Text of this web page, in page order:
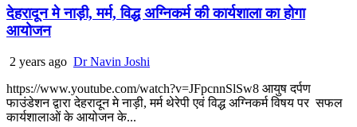
देहरादून मे नाड़ी, मर्म, विद्ध अग्निकर्म की कार्यशाला का होगा
आयोजन
2 years ago Dr Navin Joshi
https://www.youtube.com/watch?v=JFpcnnSlSw8 आयुष दर्पण
फाउंडेशन द्वारा देहरादून मे नाड़ी, मर्म थेरेपी एवं विद्ध अग्निकर्म विषय पर सफल
कार्यशालाओं के आयोजन के...